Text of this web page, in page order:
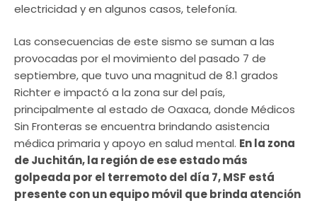
electricidad y en algunos casos, telefonía.
Las consecuencias de este sismo se suman a las
provocadas por el movimiento del pasado 7 de
septiembre, que tuvo una magnitud de 8.1 grados
Richter e impactó a la zona sur del país,
principalmente al estado de Oaxaca, donde Médicos
Sin Fronteras se encuentra brindando asistencia
médica primaria y apoyo en salud mental. En la zona
de Juchitán, la región de ese estado más
golpeada por el terremoto del día 7, MSF está
presente con un equipo móvil que brinda atención